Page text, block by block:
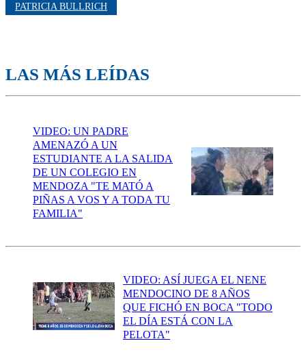
PATRICIA BULLRICH
LAS MÁS LEÍDAS
VIDEO: UN PADRE
AMENAZÓ A UN
ESTUDIANTE A LA SALIDA
DE UN COLEGIO EN
MENDOZA "TE MATÓ A
PIÑAS A VOS Y A TODA TU
FAMILIA"
VIDEO: ASÍ JUEGA EL NENE
MENDOCINO DE 8 AÑOS
QUE FICHÓ EN BOCA "TODO
EL DÍA ESTÁ CON LA
PELOTA"